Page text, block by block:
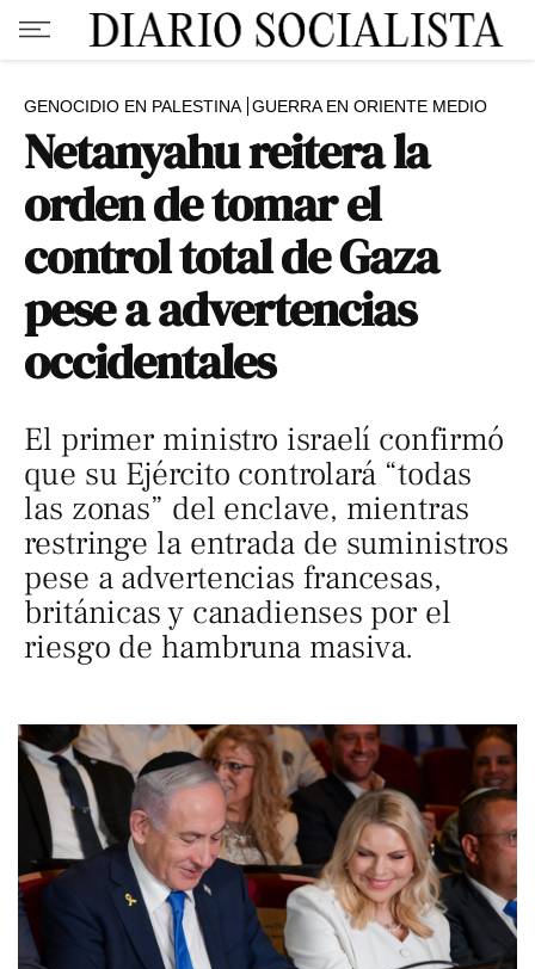
GENOCIDIO EN PALESTINA GUERRA EN ORIENTE MEDIO
Netanyahu reitera la
orden de tomar el
control total de Gaza
pese a advertencias
occidentales
El primer ministro israelí confirmó
que su Ejército controlará “todas
las zonas” del enclave, mientras
restringe la entrada de suministros
pese a advertencias francesas,
británicas y canadienses por el
riesgo de hambruna masiva.